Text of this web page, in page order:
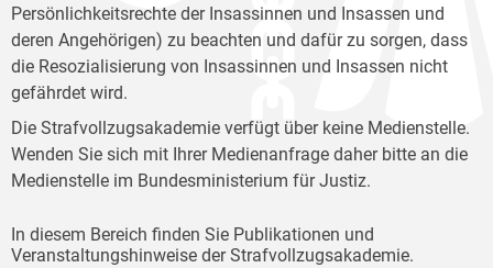
Persönlichkeitsrechte der Insassinnen und Insassen und
deren Angehörigen) zu beachten und dafür zu sorgen, dass
die Resozialisierung von Insassinnen und Insassen nicht
gefährdet wird.
Die Strafvollzugsakademie verfügt über keine Medienstelle.
Wenden Sie sich mit Ihrer Medienanfrage daher bitte an die
Medienstelle im Bundesministerium für Justiz.
In diesem Bereich finden Sie Publikationen und
Veranstaltungshinweise der Strafvollzugsakademie.